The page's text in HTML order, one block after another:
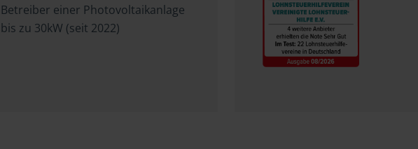
Betreiber einer Photovoltaikanlage
bis zu 30kW (seit 2022)